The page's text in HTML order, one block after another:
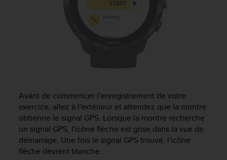
Avant de commencer l'enregistrement de votre
exercice, allez à l'extérieur et attendez que la montre
obtienne le signal GPS. Lorsque la montre recherche
un signal GPS, l'icône flèche est grise dans la vue de
démarrage. Une fois le signal GPS trouvé, l'icône
flèche devient blanche.